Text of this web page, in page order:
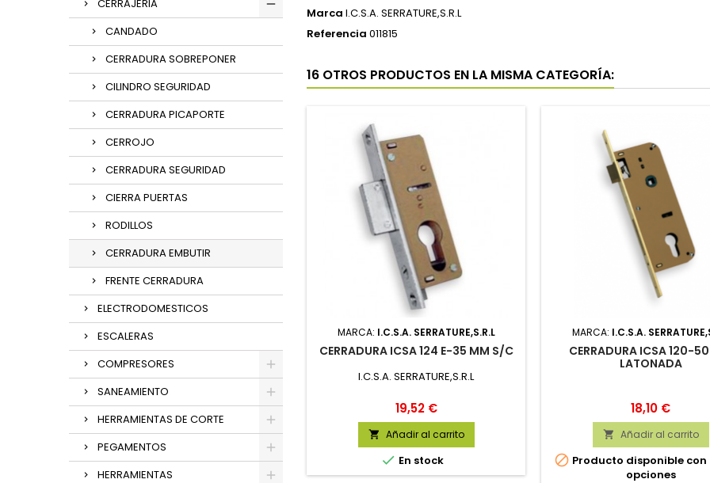
CERRAJERIA
CANDADO
CERRADURA SOBREPONER
CILINDRO SEGURIDAD
CERRADURA PICAPORTE
CERROJO
CERRADURA SEGURIDAD
CIERRA PUERTAS
RODILLOS
CERRADURA EMBUTIR
FRENTE CERRADURA
ELECTRODOMESTICOS
ESCALERAS
COMPRESORES
SANEAMIENTO
HERRAMIENTAS DE CORTE
PEGAMENTOS
HERRAMIENTAS
Marca I.C.S.A. SERRATURE,S.R.L
Referencia 011815
16 OTROS PRODUCTOS EN LA MISMA CATEGORÍA:
MARCA: I.C.S.A. SERRATURE,S.R.L
CERRADURA ICSA 124 E-35 MM S/C
I.C.S.A. SERRATURE,S.R.L
Precio
19,52 €
 Añadir al carrito
 En stock
MARCA: I.C.S.A.
CERRADURA ICSA 120-
LATONADA
Precio
18,10 €
 Añadir al carrito
 Producto disponible
opciones